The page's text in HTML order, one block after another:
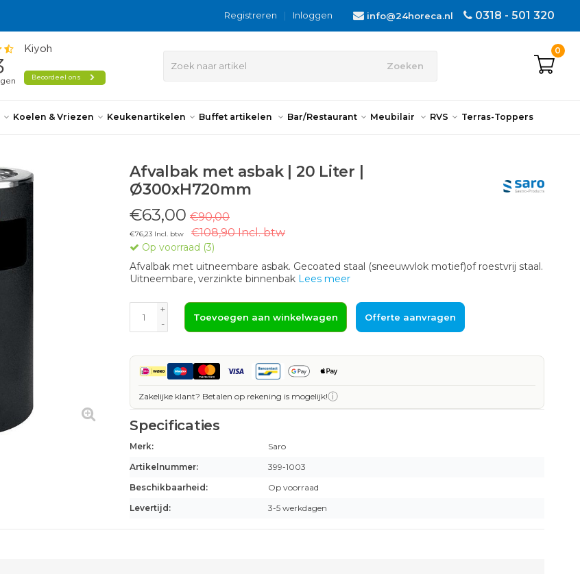
0318 - 501 320
info@24horeca.nl
Inloggen
|
Registreren
Zoeken
0
Koelen & Vriezen Keukenartikelen Buffet artikelen Bar/Restaurant Meubilair RVS Terras-Toppers
Afvalbak met asbak | 20 Liter |
Ø300xH720mm
€63,00 €90,00
€76,23 Incl. btw €108,90 Incl. btw
Op voorraad (3)
Afvalbak met uitneembare asbak. Gecoated staal (sneeuwvlok motief)of roestvrij staal.
Uitneembare, verzinkte binnenbak Lees meer
+
-
Toevoegen aan winkelwagen Offerte aanvragen
Zakelijke klant? Betalen op rekening is mogelijk!ⓘ
Specificaties
Merk:
Saro
Artikelnummer:
399-1003
Beschikbaarheid:
Op voorraad
Levertijd:
3-5 werkdagen